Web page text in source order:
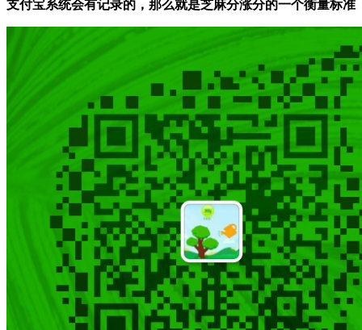
支付宝系统会有记录的，那么就是芝麻分涨分的一个衡量标准